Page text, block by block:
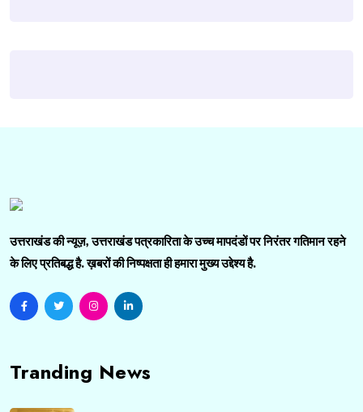
उत्तराखंड की न्यूज़, उत्तराखंड पत्रकारिता के उच्च मापदंडों पर निरंतर गतिमान रहने
के लिए प्रतिबद्ध है. ख़बरों की निष्पक्षता ही हमारा मुख्य उद्देश्य है.
Tranding News